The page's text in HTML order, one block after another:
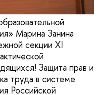
Марина Занина
секции XI
Защита прав и
труда в системе
Российской